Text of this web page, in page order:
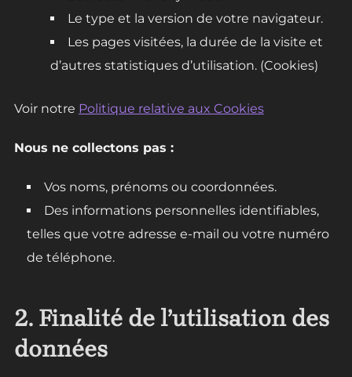
Le type et la version de votre navigateur.
Les pages visitées, la durée de la visite et
d’autres statistiques d’utilisation. (Cookies)
Voir notre Politique relative aux Cookies
Nous ne collectons pas :
Vos noms, prénoms ou coordonnées.
Des informations personnelles identifiables,
telles que votre adresse e-mail ou votre numéro
de téléphone.
2. Finalité de l’utilisation des
données